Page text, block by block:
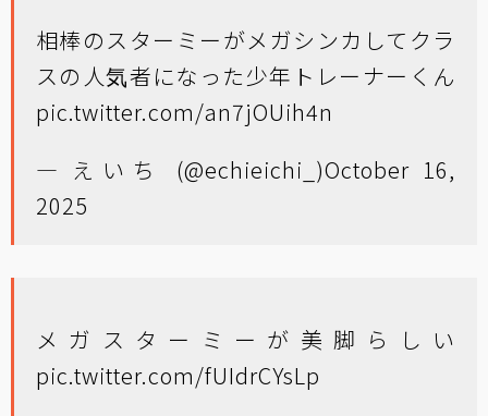
相棒のスターミーがメガシンカしてクラ
スの人気者になった少年トレーナーくん
pic.twitter.com/an7jOUih4n
— えいち (@echieichi_)October 16,
2025
メガスターミーが美脚らしい
pic.twitter.com/fUIdrCYsLp